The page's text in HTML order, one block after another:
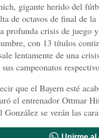
gigante herido del
de octavos de final de
profunda crisis de juego
con 13 títulos
lentamente de una
campeonatos
que el Bayern esté
el entrenador Ottmar
se verán las